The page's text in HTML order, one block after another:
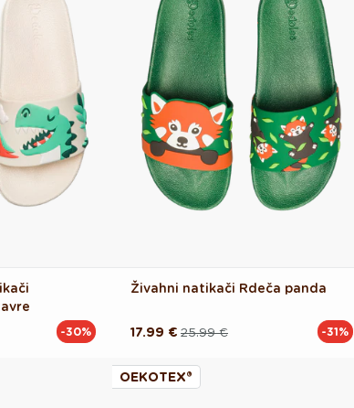
-30%
Živahni natikači Rdeča panda
Redna 25.99 €
Akcijska
17.99 € -31%
OEKOTEX®